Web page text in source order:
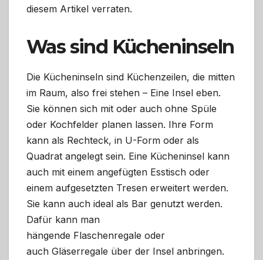
diesem Artikel verraten.
Was sind Kücheninseln
Die Kücheninseln sind Küchenzeilen, die mitten
im Raum, also frei stehen – Eine Insel eben.
Sie können sich mit oder auch ohne Spüle
oder Kochfelder planen lassen. Ihre Form
kann als Rechteck, in U-Form oder als
Quadrat angelegt sein. Eine Kücheninsel kann
auch mit einem angefügten Esstisch oder
einem aufgesetzten Tresen erweitert werden.
Sie kann auch ideal als Bar genutzt werden.
Dafür kann man
hängende Flaschenregale oder
auch Gläserregale über der Insel anbringen.